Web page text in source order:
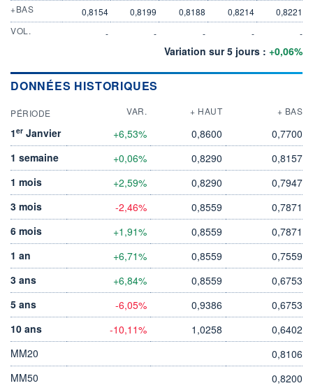
+BAS
0,8154 0,8199 0,8188 0,8214
0,8221
VOL.
- - - - -
Variation sur 5 jours : +0,06%
DONNÉES HISTORIQUES
PÉRIODE VAR. + HAUT + BAS
1er Janvier +6,53% 0,8600
0,7700
1 semaine
+0,06% 0,8290
0,8157
1 mois
+2,59% 0,8290
0,7947
3 mois
-2,46% 0,8559
0,7871
6 mois
+1,91% 0,8559
0,7871
1 an
+6,71% 0,8559
0,7559
3 ans
+6,84% 0,8559
0,6753
5 ans
-6,05% 0,9386
0,6753
10 ans
-10,11% 1,0258
0,6402
MM20
0,8106
MM50
0,8200